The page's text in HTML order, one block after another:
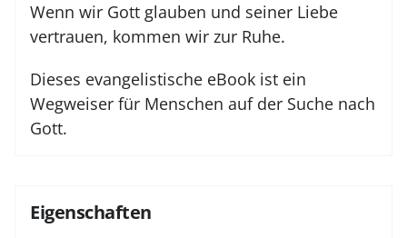
Wenn wir Gott glauben und seiner Liebe
vertrauen, kommen wir zur Ruhe.
Dieses evangelistische eBook ist ein
Wegweiser für Menschen auf der Suche nach
Gott.
Eigenschaften